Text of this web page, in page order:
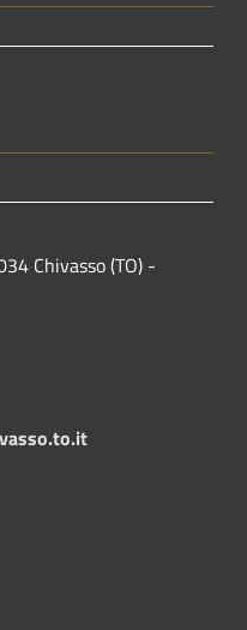
Chivasso (TO) -